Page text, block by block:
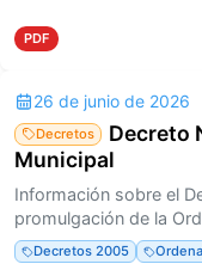
PDF
26 de junio de 2026
Decretos
Decreto
Municipal
Información sobre el
promulgación de la
Decretos 2005